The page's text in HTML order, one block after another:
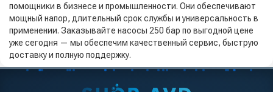
помощники в бизнесе и промышленности. Они обеспечивают
мощный напор, длительный срок службы и универсальность в
применении. Заказывайте насосы 250 бар по выгодной цене
уже сегодня — мы обеспечим качественный сервис, быструю
доставку и полную поддержку.